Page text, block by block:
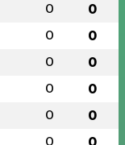
0 0
0 0
0 0
0 0
0 0
0 0